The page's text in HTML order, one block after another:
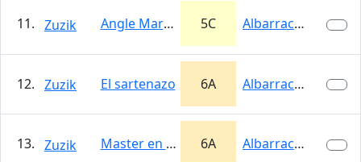
11. Zuzik Angle Martin 5C Albarracín
12. Zuzik El sartenazo 6A Albarracín
13. Zuzik Master en placas 6A Albarracín